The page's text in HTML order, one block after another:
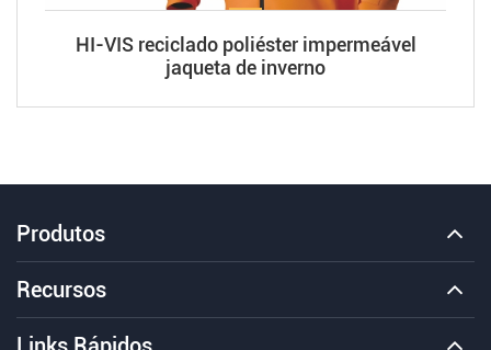
HI-VIS reciclado poliéster impermeável
jaqueta de inverno
Produtos
Recursos